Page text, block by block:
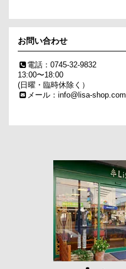
お問い合わせ
電話：0745-32-9832
13:00〜18:00
(日曜・臨時休除く）
メール：info@lisa-shop.com